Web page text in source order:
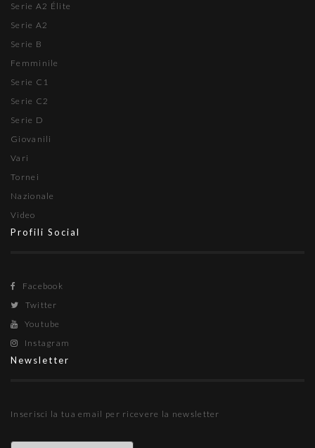
Serie A2 Élite
Serie A2
Serie B
Femminile
Serie C1
Serie C2
Serie D
Giovanili
Vari
Tornei
Nazionale
Video
Profili Social
Facebook
Twitter
Youtube
Instagram
Newsletter
Inserisci la tua email per ricevere la newsletter